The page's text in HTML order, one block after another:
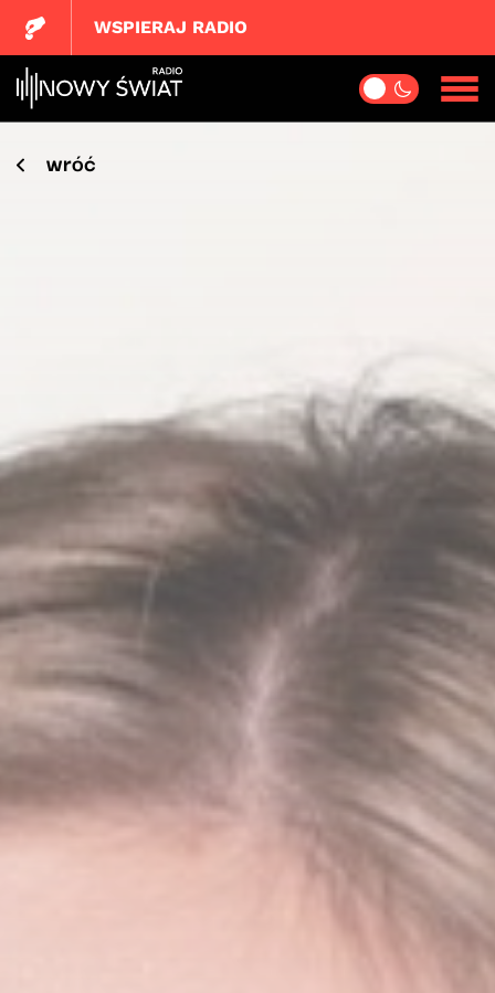
WSPIERAJ RADIO
wróć